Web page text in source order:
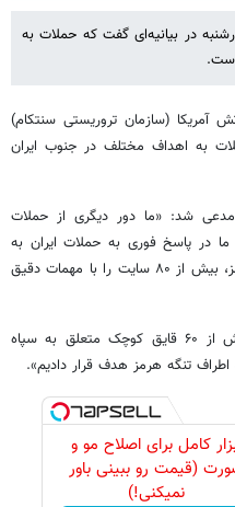
در بیانیه‌ای گفت که حملات به
آمریکا (سازمان تروریستی سنتکام)
به اهداف مختلف در جنوب ایران
مدعی شد: «ما دور دیگری از حملات
ما در پاسخ فوری به حملات ایران به
کشتی‌های تجاری در حال عبور از تنگه هرمز، بیش از ۸۰ سایت را با مهمات دقیق
در این بیانیه ادعایی آمده است: «ما بیش از ۶۰ قایق کوچک متعلق به سپاه
اطراف تنگه هرمز هدف قرار دادیم».
کامل برای اصلاح مو و
(قیمت رو ببینی باور
نمیکنی!)